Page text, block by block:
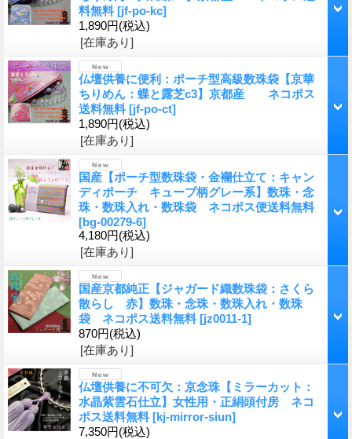
料無料 [jf-po-kc]
1,890円(税込)
[在庫あり]
仏壇供養に便利：ポーチ型高級数珠袋【京華
ちりめん：蝶と露芝c3】京都産 ネコポス
送料無料 [jf-po-ct]
1,890円(税込)
[在庫あり]
国産【ポーチ型数珠袋・金襴仕立て：キャン
ディポーチ キューブ柄グレー系】数珠・念
珠・数珠入れ・数珠袋 ネコポス便送料無料
[bg-00279-6]
4,180円(税込)
[在庫あり]
国産京都純正【ジャガード織数珠袋：さくら
散らし 赤】数珠・念珠・数珠入れ・数珠
袋 ネコポス送料無料 [jz0011-1]
870円(税込)
[在庫あり]
仏壇供養に不可欠：京念珠【ミラーカット：
水晶紫雲石仕立】女性用・正絹頭付房 ネコ
ポス送料無料 [kj-mirror-siun]
7,350円(税込)